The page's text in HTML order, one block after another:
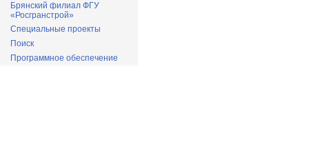
Брянский филиал ФГУ
«Росгранстрой»
Специальные проекты
Поиск
Программное обеспечение